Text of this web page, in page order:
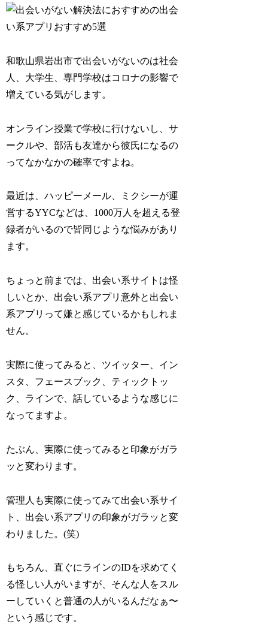
和歌山県岩出市で出会いがないのは社会
人、大学生、専門学校はコロナの影響で
増えている気がします。
オンライン授業で学校に行けないし、サ
ークルや、部活も友達から彼氏になるの
ってなかなかの確率ですよね。
最近は、ハッピーメール、ミクシーが運
営するYYCなどは、1000万人を超える登
録者がいるので皆同じような悩みがあり
ます。
ちょっと前までは、出会い系サイトは怪
しいとか、出会い系アプリ意外と出会い
系アプリって嫌と感じているかもしれま
せん。
実際に使ってみると、ツイッター、イン
スタ、フェースブック、ティックトッ
ク、ラインで、話しているような感じに
なってますよ。
たぶん、実際に使ってみると印象がガラ
ッと変わります。
管理人も実際に使ってみて出会い系サイ
ト、出会い系アプリの印象がガラッと変
わりました。(笑)
もちろん、直ぐにラインのIDを求めてく
る怪しい人がいますが、そんな人をスル
ーしていくと普通の人がいるんだなぁ〜
という感じです。